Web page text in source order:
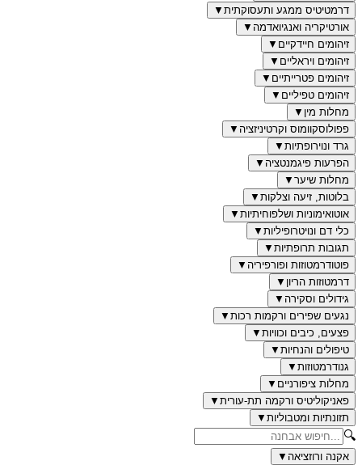
דרמטיטיס ממגע ותעסוקתית ▼
אורטיקריה ואנגיואדמה ▼
זיהומים חיידקיים ▼
זיהומים ויראליים ▼
זיהומים פטרייתיים ▼
זיהומים טפיליים ▼
מחלות מין ▼
פפולוסקוומוס וקרטיניזציה ▼
גרד ונוירופתיות ▼
הפרעות פיגמנטציה ▼
מחלות שיער ▼
בלוטות, זיעה וצלקות ▼
אוטואימוניות ושלפוחיתיות ▼
כלי דם ונויטרופיליות ▼
תגובות תרופתיות ▼
פוטודרמטוזות ופורפיריה ▼
דרמטוזות הריון ▼
גידולים וסקירה ▼
נגעים שפירים ורקמות רכות ▼
פצעים, כיבים וכוויות ▼
טיפולים והנחיות ▼
גנודרמטוזות ▼
מחלות ציפורניים ▼
פאניקוליטיס ורקמה תת-עורית ▼
תזונתיות ומטבוליות ▼
🔍
אקנה ורוזציאה ▼